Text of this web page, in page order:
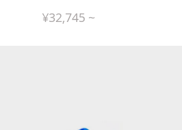
¥32,745 ~